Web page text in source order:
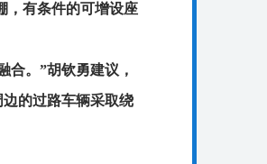
，有条件的可增设座
合。”胡钦勇建议，
的过路车辆采取绕